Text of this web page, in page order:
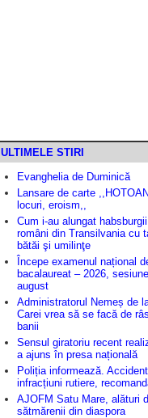
ULTIMELE STIRI
Evanghelia de Duminică
Lansare de carte
locuri, eroism,,
Cum i-au alungat
români din Transilvania cu
bătăi şi umilinţe
Începe examenul național
bacalaureat – 2026,
august
Administratorul Nemeș de
Carei vrea să se facă de
banii
Sensul giratoriu recent
a ajuns în presa națională
Poliția informează.
infracțiuni rutiere,
AJOFM Satu Mare, alături
sătmărenii din diaspora